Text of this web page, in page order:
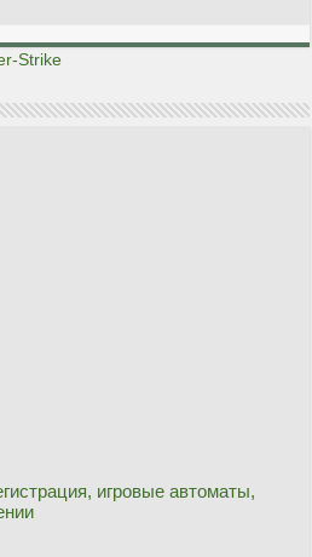
Strike
игровые автоматы,